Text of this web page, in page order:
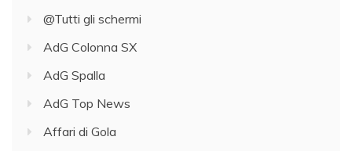
@Tutti gli schermi
AdG Colonna SX
AdG Spalla
AdG Top News
Affari di Gola